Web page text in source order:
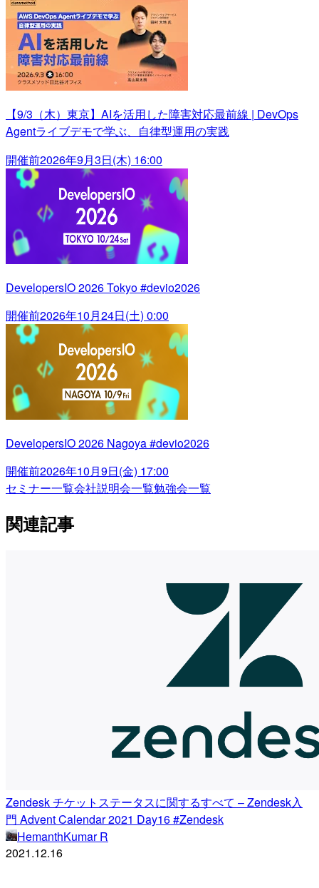
【9/3（木）東京】AIを活用した障害対応最前線 | DevOps
Agentライブデモで学ぶ、自律型運用の実践
開催前2026年9月3日(木) 16:00
DevelopersIO 2026 Tokyo #devio2026
開催前2026年10月24日(土) 0:00
DevelopersIO 2026 Nagoya #devio2026
開催前2026年10月9日(金) 17:00
セミナー一覧会社説明会一覧勉強会一覧
関連記事
Zendesk チケットステータスに関するすべて – Zendesk入
門 Advent Calendar 2021 Day16 #Zendesk
HemanthKumar R
2021.12.16